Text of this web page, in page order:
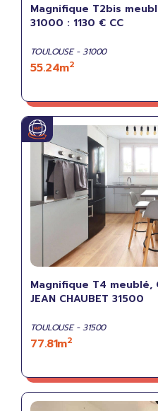
Magnifique T2bis
31000 : 1130 € CC
TOULOUSE - 31000
55.24m2
Magnifique T4
JEAN CHAUBET 31500
TOULOUSE - 31500
77.81m2